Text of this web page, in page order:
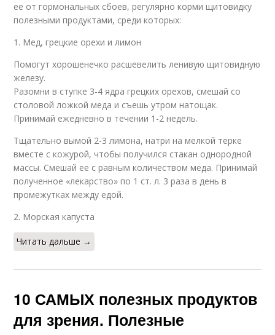
ее от гормональных сбоев, регулярно корми щитовидку
полезными продуктами, среди которых:
1. Мед, грецкие орехи и лимон
Помогут хорошенечко расшевелить ленивую щитовидную
железу.
Разомни в ступке 3-4 ядра грецких орехов, смешай со
столовой ложкой меда и съешь утром натощак.
Принимай ежедневно в течении 1-2 недель.
Тщательно вымой 2-3 лимона, натри на мелкой терке
вместе с кожурой, чтобы получился стакан однородной
массы. Смешай ее с равным количеством меда. Принимай
полученное «лекарство» по 1 ст. л. 3 раза в день в
промежутках между едой.
2. Морская капуста
Читать дальше →
10 САМЫХ полезных продуктов
для зрения. Полезные